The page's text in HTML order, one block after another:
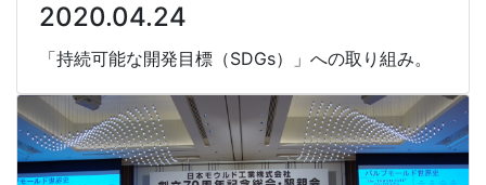
2020.04.24
「持続可能な開発目標（SDGs）」への取り組み。